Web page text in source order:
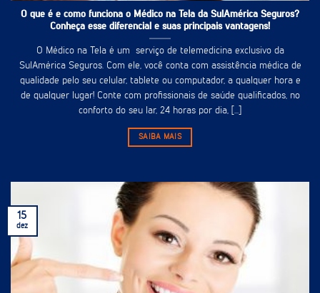
O que é e como funciona o Médico na Tela da SulAmérica Seguros?
Conheça esse diferencial e suas principais vantagens!
O Médico na Tela é um serviço de telemedicina exclusivo da
SulAmérica Seguros. Com ele, você conta com assistência médica de
qualidade pelo seu celular, tablete ou computador, a qualquer hora e
de qualquer lugar! Conte com profissionais de saúde qualificados, no
conforto do seu lar, 24 horas por dia, [...]
SAIBA MAIS
15
dez